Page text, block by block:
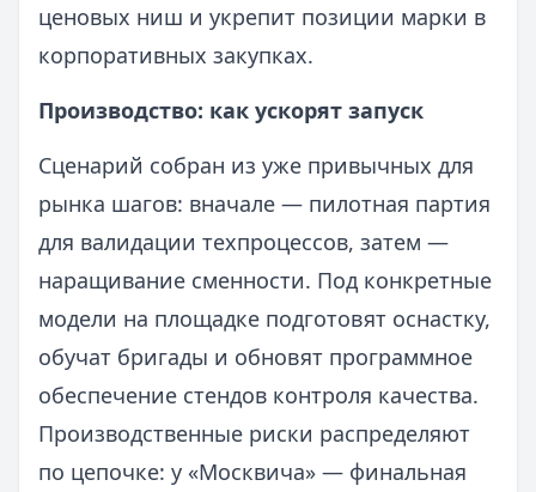
ценовых ниш и укрепит позиции марки в
корпоративных закупках.
Производство: как ускорят запуск
Сценарий собран из уже привычных для
рынка шагов: вначале — пилотная партия
для валидации техпроцессов, затем —
наращивание сменности. Под конкретные
модели на площадке подготовят оснастку,
обучат бригады и обновят программное
обеспечение стендов контроля качества.
Производственные риски распределяют
по цепочке: у «Москвича» — финальная